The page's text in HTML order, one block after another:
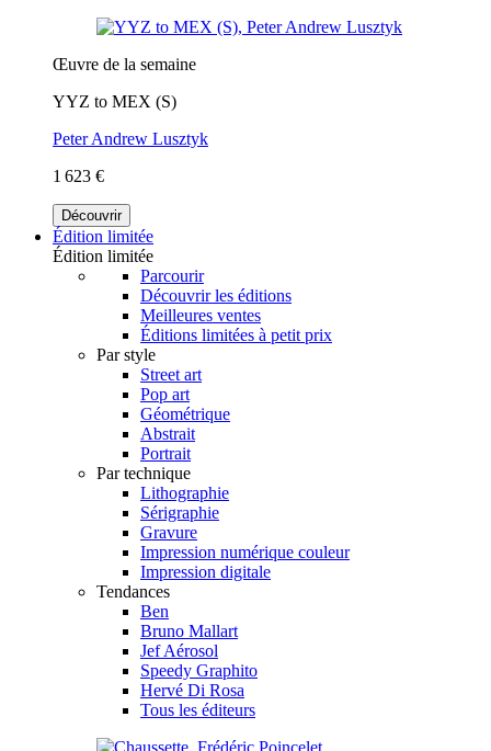
Œuvre de la semaine
YYZ to MEX (S)
Peter Andrew Lusztyk
1 623 €
Découvrir
Édition limitée
Édition limitée
Parcourir
Découvrir les éditions
Meilleures ventes
Éditions limitées à petit prix
Par style
Street art
Pop art
Géométrique
Abstrait
Portrait
Par technique
Lithographie
Sérigraphie
Gravure
Impression numérique couleur
Impression digitale
Tendances
Ben
Bruno Mallart
Jef Aérosol
Speedy Graphito
Hervé Di Rosa
Tous les éditeurs